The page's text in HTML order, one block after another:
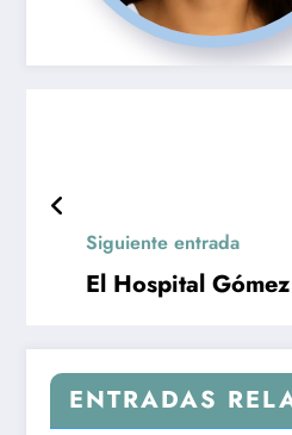
Siguiente entrada
El Hospital
ENTRADAS